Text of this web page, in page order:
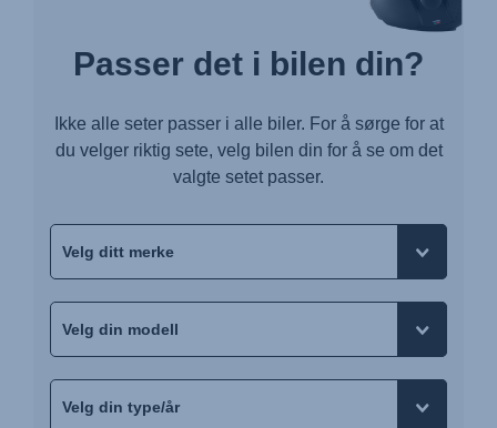
Passer det i bilen din?
Ikke alle seter passer i alle biler. For å sørge for at
du velger riktig sete, velg bilen din for å se om det
valgte setet passer.